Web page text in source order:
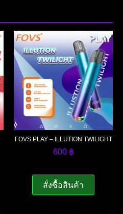
FOVS PLAY – ILLUTION TWILIGHT
600 ฿
สั่งซื้อสินค้า